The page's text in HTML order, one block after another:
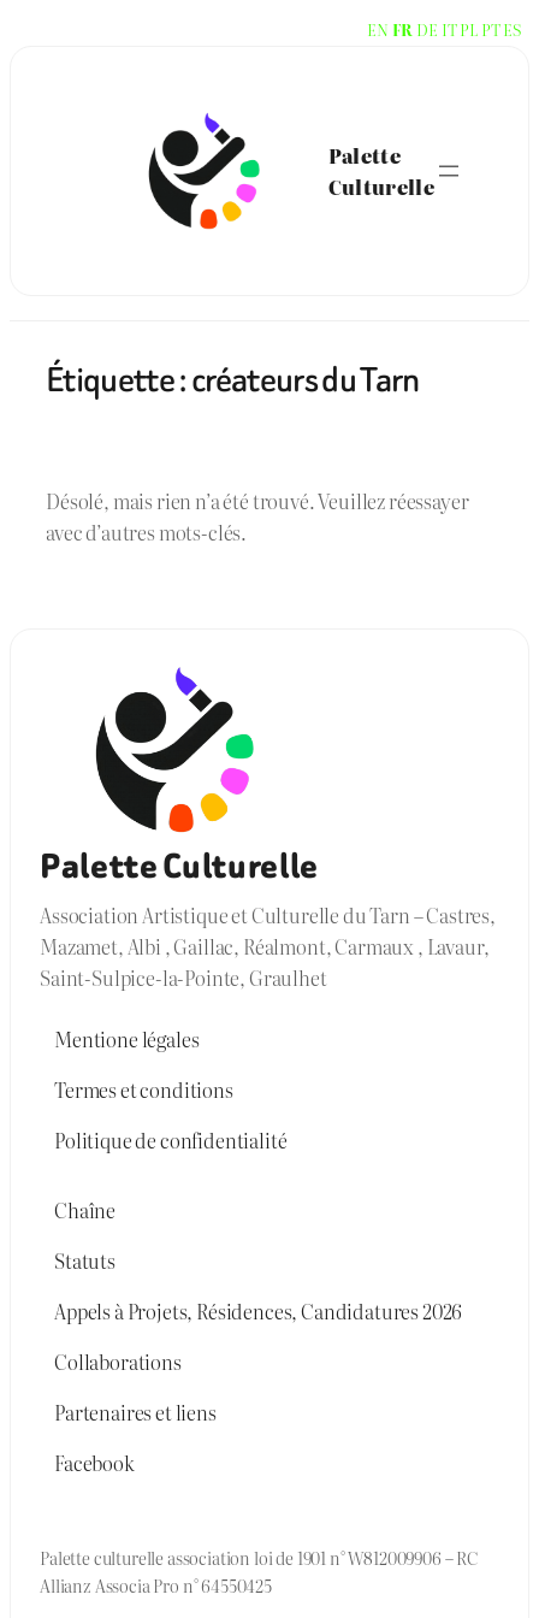
Palette
Culturelle
Étiquette :créateurs du Tarn
Désolé, mais rien n’a été trouvé. Veuillez réessayer
avec d’autres mots-clés.
Palette Culturelle
Association Artistique et Culturelle du Tarn – Castres,
Mazamet, Albi , Gaillac, Réalmont, Carmaux , Lavaur,
Saint-Sulpice-la-Pointe, Graulhet
Mentione légales
Termes et conditions
Politique de confidentialité
Chaîne
Statuts
Appels à Projets, Résidences, Candidatures 2026
Collaborations
Partenaires et liens
Facebook
Palette culturelle association loi de 1901 n° W812009906 – RC
Allianz Associa Pro n° 64550425
EN FR DE ITPL PTES